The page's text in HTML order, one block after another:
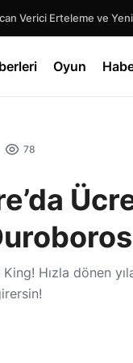
Oyun
78
Hızla dönen